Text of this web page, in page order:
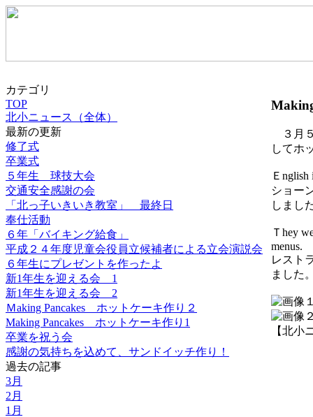
カテゴリ
TOP
北小ニュース（全体）
最新の更新
修了式
卒業式
５年生 球技大会
交通安全感謝の会
「北っ子いきいき教室」 最終日
奉仕活動
６年「バイキング給食」
平成２４年度児童会役員立候補者による立会演説会
６年生にプレゼントを作ったよ
新1年生を迎える会 1
新1年生を迎える会 2
Ｍaking Pancakes ホットケーキ作り２
Making Pancakes ホットケーキ作り1
卒業を祝う会
感謝の気持ちを込めて、サンドイッチ作り！
過去の記事
3月
2月
1月
３月
してホ
Ｅnglish
ショー
しまし
Ｔhey
menus.
レスト
ました
【北小